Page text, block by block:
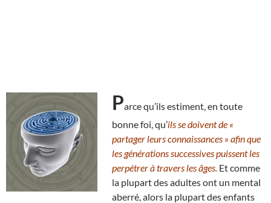
Parce qu’ils estiment, en toute
bonne foi, qu’ils se doivent de «
partager leurs connaissances » afin que
les générations successives puissent les
perpétrer à travers les âges. Et comme
la plupart des adultes ont un mental
aberré, alors la plupart des enfants